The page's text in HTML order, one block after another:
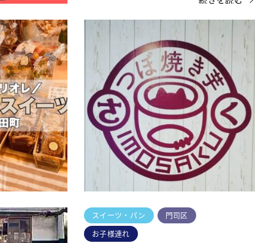
スイーツ・パン
お子様連れ
洋菓子工房トリオレ
知らないと損！苅田町名店の「洋菓子工房
トリオレ」福岡県京都郡苅田町に、地元の
食材を生かしたこだわりスイーツが楽しめ
るお店が！！その名も 「洋菓子工房…
続きを読む
スイーツ・パン
門司区
お子様連れ